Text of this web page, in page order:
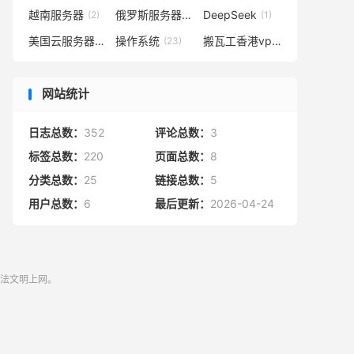
越南服务器 (2) 俄罗斯服务器(2) DeepSeek (1)
美国云服务器(4) 操作系统 (23) 搬瓦工香港vps
网站统计
日志总数： 352 评论总数： 3
标签总数： 220 页面总数： 8
分类总数： 25 链接总数： 5
用户总数： 6 最后更新： 2026-04-24
文明上网。